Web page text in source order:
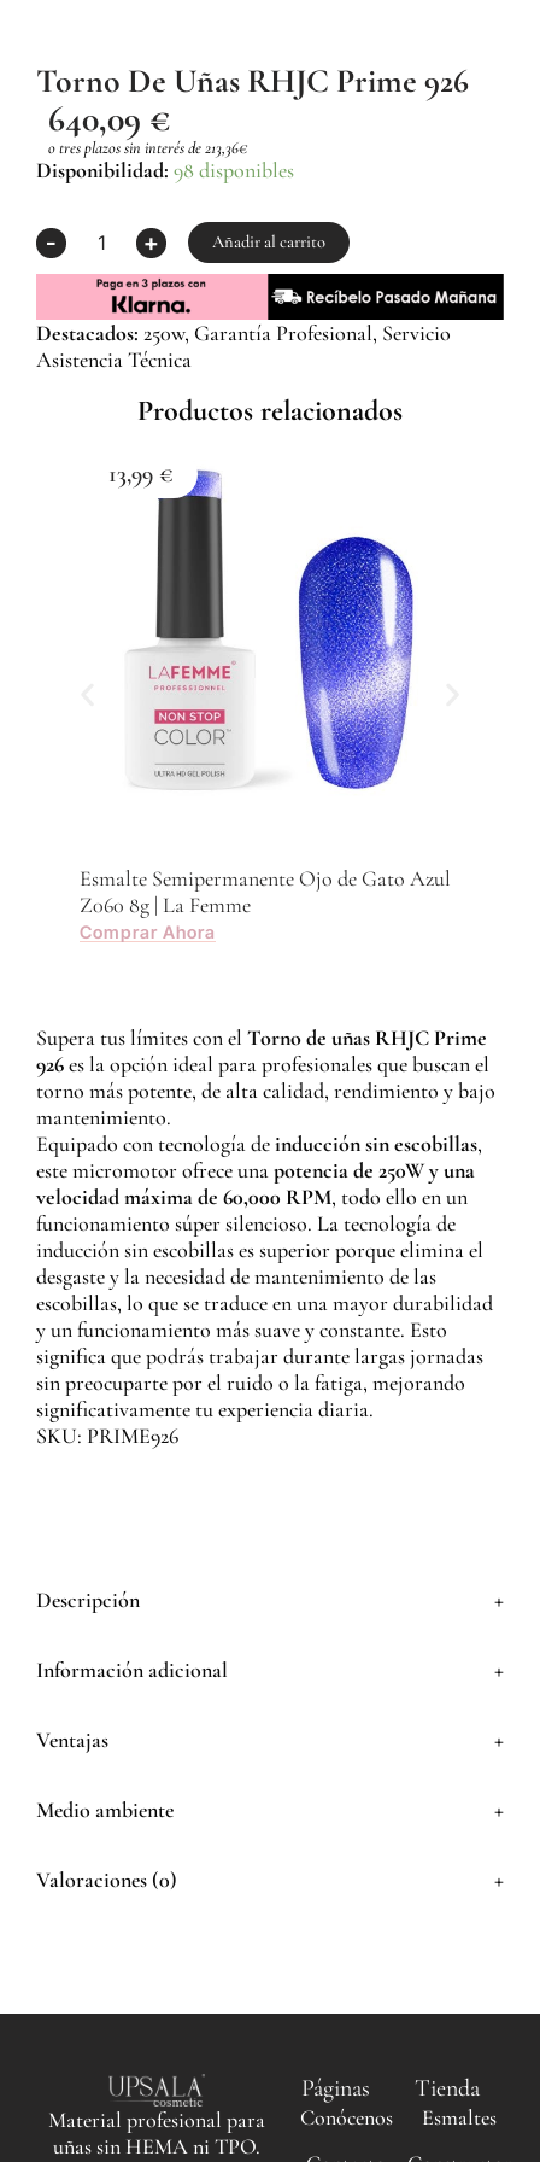
Torno De Uñas RHJC Prime 926
640,09 €
o tres plazos sin interés de 213,36€
Disponibilidad: 98 disponibles
-
Torno
RHJC
Prime
+ Añadir al carrito
Destacados: 250w, Garantía Profesional, Servicio
Asistencia Técnica
Productos relacionados
13,99 €
Esmalte Semipermanente Ojo de Gato Azul
Z060 8g | La Femme
Comprar Ahora
Supera tus límites con el Torno de uñas RHJC Prime
926es la opción ideal para profesionales que buscan el
torno más potente, de alta calidad, rendimiento y bajo
mantenimiento.
Equipado con tecnología deinducción sin escobillas,
este micromotor ofrece unapotencia de 250W y una
velocidad máxima de 60,000 RPM, todo ello en un
funcionamiento súper silencioso. La tecnología de
inducción sin escobillas es superior porque elimina el
desgaste y la necesidad de mantenimiento de las
escobillas, lo que se traduce en una mayor durabilidad
y un funcionamiento más suave y constante. Esto
significa que podrás trabajar durante largas jornadas
sin preocuparte por el ruido o la fatiga, mejorando
significativamente tu experiencia diaria.
SKU: PRIME926
Descripción +
Información adicional +
Ventajas +
Medio ambiente +
Valoraciones (0) +
Material profesional para
uñas sin HEMA ni TPO.
Páginas
Conócenos
Tienda
Esmaltes